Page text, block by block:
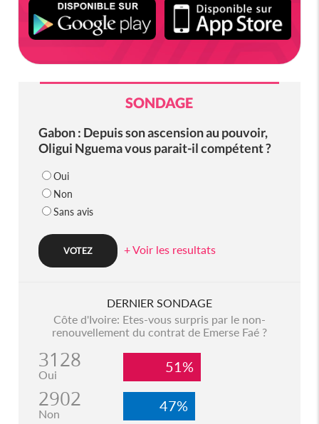
SONDAGE
Gabon : Depuis son ascension au pouvoir,
Oligui Nguema vous parait-il compétent ?
Oui
Non
Sans avis
+ Voir les resultats
DERNIER SONDAGE
Côte d'Ivoire: Etes-vous surpris par le non-
renouvellement du contrat de Emerse Faé ?
3128
Oui 51%
2902
Non 47%